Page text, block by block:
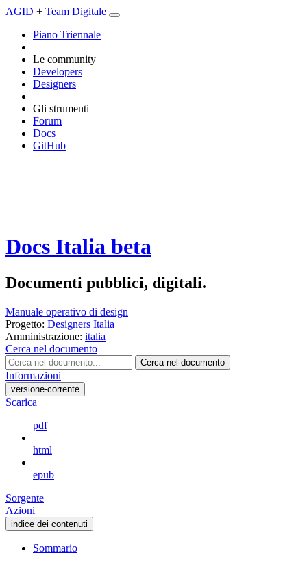
AGID + Team Digitale
Piano Triennale
Le community
Developers
Designers
Gli strumenti
Forum
Docs
GitHub
Docs Italia beta
Documenti pubblici, digitali.
Manuale operativo di design
Progetto: Designers Italia
Amministrazione: italia
Cerca nel documento
Cerca nel documento
Informazioni
versione-corrente
Scarica
pdf
html
epub
Sorgente
Azioni
indice dei contenuti
Sommario